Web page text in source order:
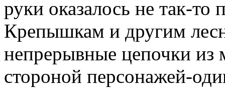
руки оказалось не так-
Крепышкам и другим
непрерывные цепочки из
стороной персонажей-